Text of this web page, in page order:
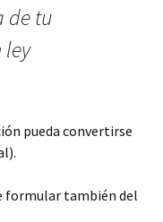
de tu
ley
pueda convertirse
formular también del